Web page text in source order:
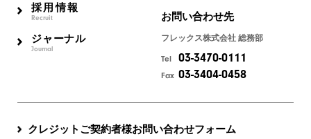
採用情報
Recruit
ジャーナル
Journal
お問い合わせ先
フレックス株式会社 総務部
Tel 03-3470-0111
Fax 03-3404-0458
クレジットご契約者様お問い合わせフォーム